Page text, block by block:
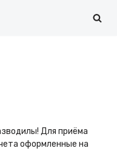
Для приёма
оформленные на